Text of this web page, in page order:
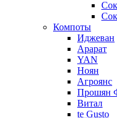
Компоты
Иджеван
Арарат
YAN
Ноян
Агроянс
Прошян
Витал
te Gusto